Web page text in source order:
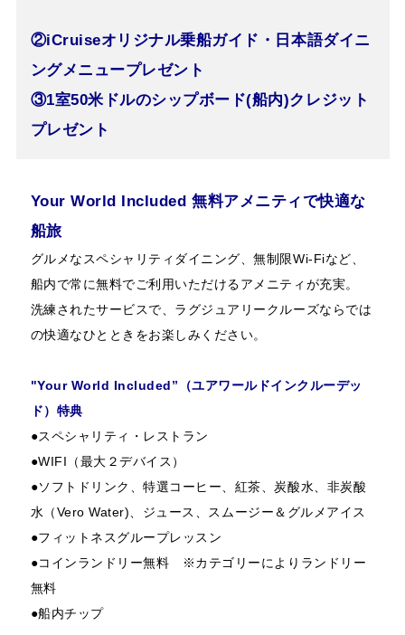
②iCruiseオリジナル乗船ガイド・日本語ダイニ
ングメニュープレゼント
③1室50米ドルのシップボード(船内)クレジット
プレゼント
Your World Included 無料アメニティで快適な
船旅
グルメなスペシャリティダイニング、無制限Wi-Fiなど、
船内で常に無料でご利用いただけるアメニティが充実。
洗練されたサービスで、ラグジュアリークルーズならでは
の快適なひとときをお楽しみください。
"Your World Included”（ユアワールドインクルーデッ
ド）特典
●スペシャリティ・レストラン
●WIFI（最大２デバイス）
●ソフトドリンク、特選コーヒー、紅茶、炭酸水、非炭酸
水（Vero Water)、ジュース、スムージー＆グルメアイス
●フィットネスグループレッスン
●コインランドリー無料 ※カテゴリーによりランドリー
無料
●船内チップ